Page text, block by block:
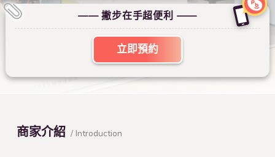
—— 撇步在手超便利 ——
立即預約
商家介紹 / Introduction